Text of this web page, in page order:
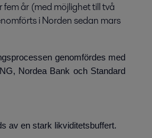
år (med möjlighet till två
i Norden sedan mars
genomfördes med
Nordea Bank och Standard
av en stark likviditetsbuffert.